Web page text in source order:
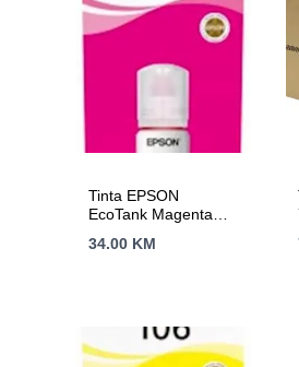
Tinta EPSON
EcoTank Magenta
34.00 KM